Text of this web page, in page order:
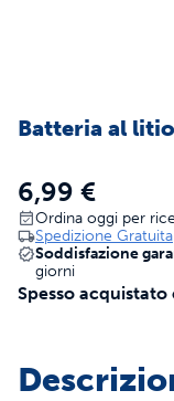
Batteria al
6,99 €
Ordina oggi per
Spedizione Gratuita
Soddisfazione
giorni
Spesso acquistato